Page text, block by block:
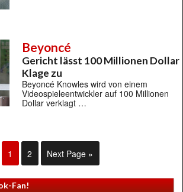
Beyoncé
Gericht lässt 100 Millionen Dollar
Klage zu
Beyoncé Knowles wird von einem
Videospieleentwickler auf 100 Millionen
Dollar verklagt …
1 2 Next Page »
Fan!